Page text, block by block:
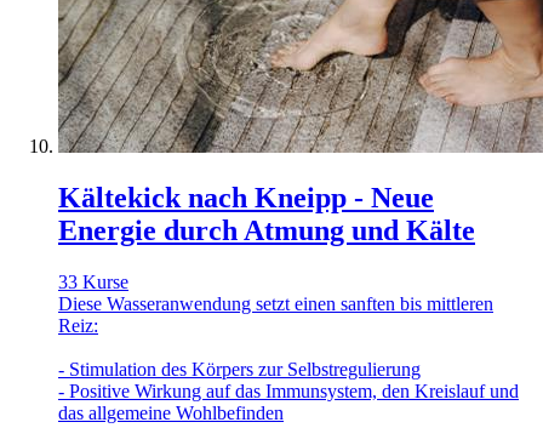
Kältekick nach Kneipp - Neue
Energie durch Atmung und Kälte
33 Kurse
Diese Wasseranwendung setzt einen sanften bis mittleren
Reiz:
- Stimulation des Körpers zur Selbstregulierung
- Positive Wirkung auf das Immunsystem, den Kreislauf und
das allgemeine Wohlbefinden